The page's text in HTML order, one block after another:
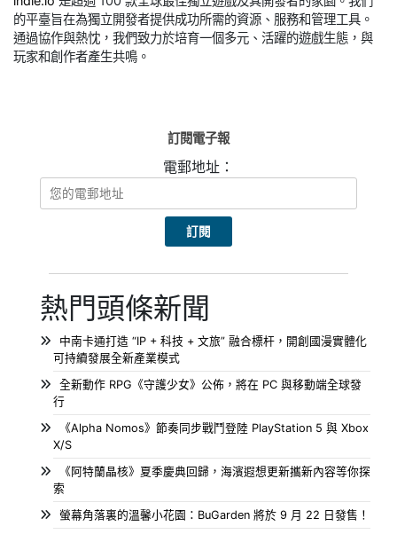
的平臺旨在為獨立開發者提供成功所需的資源、服務和管理工具。
通過協作與熱忱，我們致力於培育一個多元、活躍的遊戲生態，與
玩家和創作者產生共鳴。
訂閱電子報
電郵地址：
熱門頭條新聞
中南卡通打造 “IP + 科技 + 文旅” 融合標杆，開創國漫實體化
可持續發展全新產業模式
全新動作 RPG《守護少女》公佈，將在 PC 與移動端全球發
行
《Alpha Nomos》節奏同步戰鬥登陸 PlayStation 5 與 Xbox
X/S
《阿特蘭晶核》夏季慶典回歸，海濱遐想更新攜新內容等你探
索
螢幕角落裏的溫馨小花園：BuGarden 將於 9 月 22 日發售！